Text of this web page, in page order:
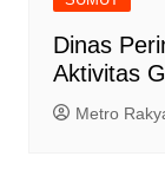
Dinas
Aktivitas
Metro